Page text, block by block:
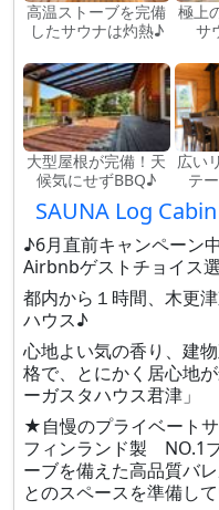
高温ストーブを完備
したサウナは灼熱♪
極上
サ
大型屋根が完備！天
候気にせずBBQ♪
広い
テ
SAUNA Log
♪6月直前キャンペーン
Airbnbゲストチョイス選
都内から１時間、木更
ハウス♪
心地よい気の香り、建
格で、とにかく居心地
ーガスタハウス君津」
★自慢のプライベート
フィンランド製 NO.1
ーブを備えた高品質バ
とのスペースを準備し